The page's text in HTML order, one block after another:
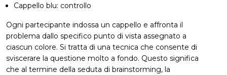
Cappello blu: controllo
Ogni partecipante indossa un cappello e affronta il
problema dallo specifico punto di vista assegnato a
ciascun colore. Si tratta di una tecnica che consente di
sviscerare la questione molto a fondo. Questo significa
che al termine della seduta di brainstorming, la